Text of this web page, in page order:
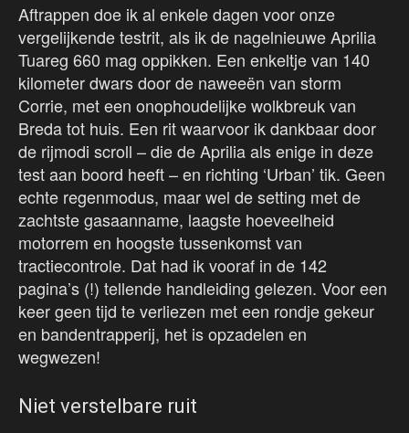
Aftrappen doe ik al enkele dagen voor onze
vergelijkende testrit, als ik de nagelnieuwe Aprilia
Tuareg 660 mag oppikken. Een enkeltje van 140
kilometer dwars door de naweeën van storm
Corrie, met een onophoudelijke wolkbreuk van
Breda tot huis. Een rit waarvoor ik dankbaar door
de rijmodi scroll – die de Aprilia als enige in deze
test aan boord heeft – en richting ‘Urban’ tik. Geen
echte regenmodus, maar wel de setting met de
zachtste gasaanname, laagste hoeveelheid
motorrem en hoogste tussenkomst van
tractiecontrole. Dat had ik vooraf in de 142
pagina’s (!) tellende handleiding gelezen. Voor een
keer geen tijd te verliezen met een rondje gekeur
en bandentrapperij, het is opzadelen en
wegwezen!
Niet verstelbare ruit